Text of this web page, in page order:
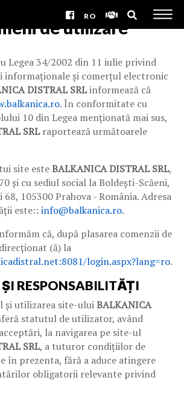
RO
de utilizare
Legea 34/2002 din 11 iulie privind
informaționale și comerțul electronic
DISTRAL SRLinformează că
. În conformitate cu
10 din Legea menționată mai sus,
SRLraportează următoarele
site esteBALKANICA DISTRAL SRL,
și cu sediul social la Boldești-Scăeni,
105300 Prahova - România. Adresa
este:: info@balkanica.ro.
că, după plasarea comenzii de
(ă) la
login.aspx?lang=ro.
RESPONSABILITĂȚI
și utilizarea site-uluiBALKANICA
statutul de utilizator, având
la navigarea pe site-ul
SRL, a tuturor condițiilor de
în prezenta, fără a aduce atingere
obligatorii relevante privind